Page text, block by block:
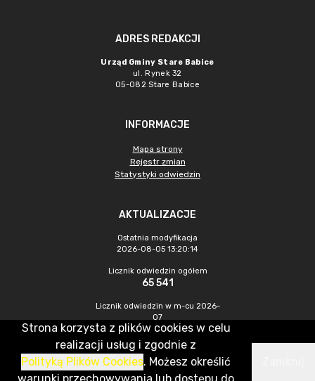
ADRES REDAKCJI
Urząd Gminy Stare Babice
ul. Rynek 32
05-082 Stare Babice
INFORMACJE
Mapa strony
Rejestr zmian
Statystyki odwiedzin
AKTUALIZACJE
Ostatnia modyfikacja
2026-08-05 13:20:14
Licznik odwiedzin ogółem
65 541
Licznik odwiedzin w m-cu 2026-
07
901
CMS & Hosting: Nefeni Sp. z o.o.
Strona korzysta z plików cookies w celu
realizacji usług i zgodnie z
Polityką Plików Cookies. Możesz określić